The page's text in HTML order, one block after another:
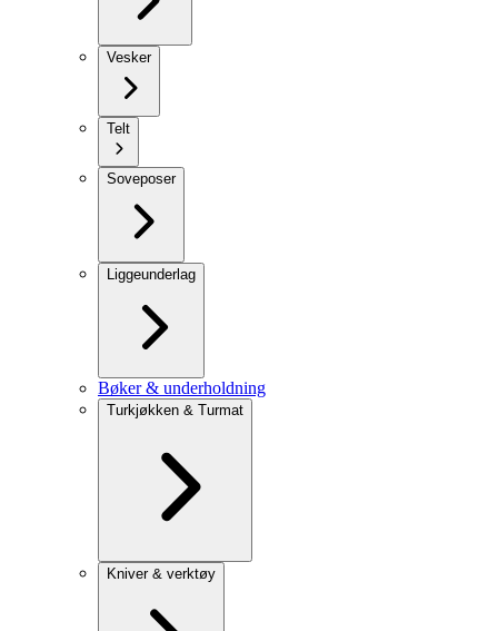
Vesker
Telt
Soveposer
Liggeunderlag
Bøker & underholdning
Turkjøkken & Turmat
Kniver & verktøy